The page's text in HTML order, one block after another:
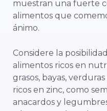
muestran una fuerte
alimentos que
ánimo.
Considere la
alimentos ricos en
grasos, bayas,
ricos en zinc, como
anacardos y